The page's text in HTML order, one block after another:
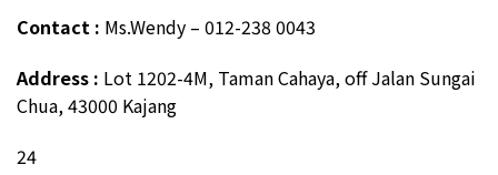
Contact : Ms.Wendy – 012-238 0043
Address : Lot 1202-4M, Taman Cahaya, off Jalan Sungai
Chua, 43000 Kajang
24